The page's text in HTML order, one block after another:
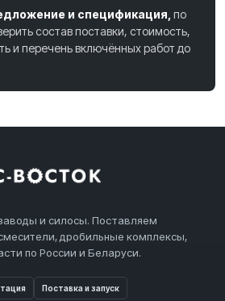
и спецификация, по
состав поставки, стоимость,
и перечень включённых работ до
и силосы. Поставляем
дробильные комплексы,
по России и Беларуси.
Поставка и запуск